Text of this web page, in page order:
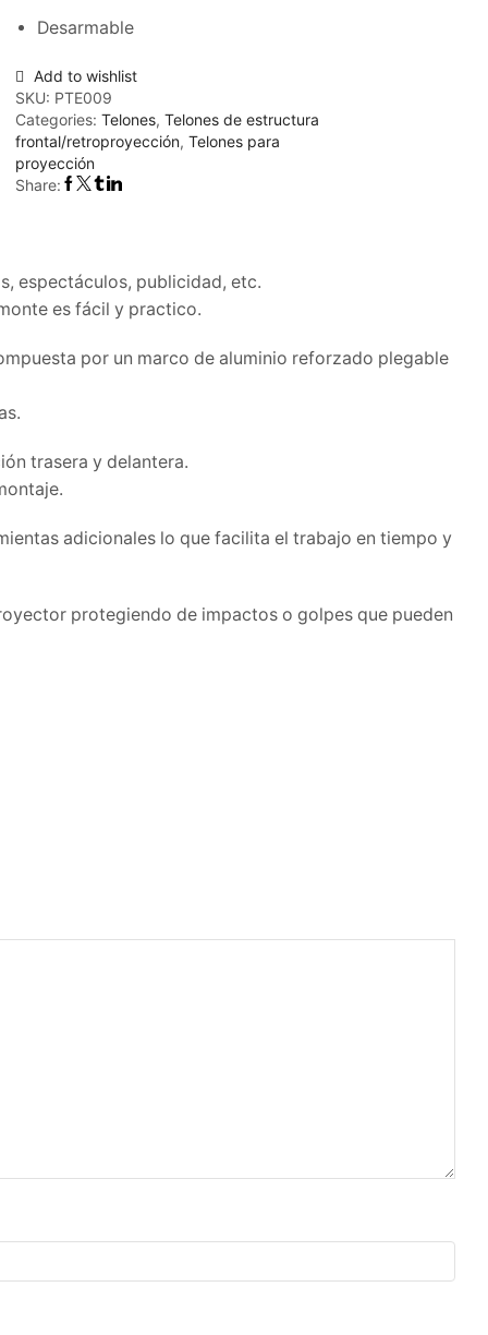
Desarmable
Add to wishlist
SKU: PTE009
Categories:Telones,Telones de estructura
frontal/retroproyección,Telones para
proyección
Share:
espectáculos, publicidad, etc.
es fácil y practico.
por un marco de aluminio reforzado plegable
trasera y delantera.
adicionales lo que facilita el trabajo en tiempo y
protegiendo de impactos o golpes que pueden